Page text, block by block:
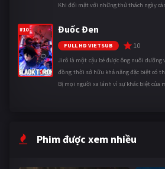
Khi đối mặt với những thử thách ngày
#10 Đuốc Đen
FULL HD VIETSUB 10
Jirô là một cậu bé được ông nuôi
đồng thời sở hữu khả năng đặc biệt có
Bị mọi người xa lánh vì sự khác biệt của
Phim được xem nhiều